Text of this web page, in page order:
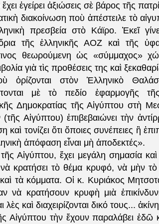
ἐγείρει ἀξιώσεις σὲ βάρος τῆς
διακοίνωση ποὺ ἀπέστειλε τὸ
πρεσβεία στὸ Κάϊρο. Ἐκεῖ
τῆς ἑλληνικῆς ΑΟΖ καὶ τῆς
θεωρούμενη ὡς «σύμμαχος»
γιὰ τὶς προθέσεις της καὶ
ὁρίζονται στὸν Ἑλληνικὸ
μὲ τὸ πεδίο ἐφαρμογῆς
Δημοκρατίας τῆς Αἰγύπτου στὴ
Αἰγύπτου) ἐπιβεβαιώνει τὴν
τονίζει ὅτι ὅποιες συνέπειες ἢ
ἀπόφαση εἶναι μὴ ἀποδεκτές».
Αἰγύπτου, ἔχει μεγάλη σημασία
κρατήσει τὸ θέμα κρυφό, νὰ μὴν τὸ
τὰ κόμματα. Οἱ κ. Κυριάκος
νὰ κρατήσουν κρυφὴ μιὰ
καὶ διαχειρίζονται δικό τους...
Αἰγύπτου τὴν ἔχουν παραλάβει ἐδῶ